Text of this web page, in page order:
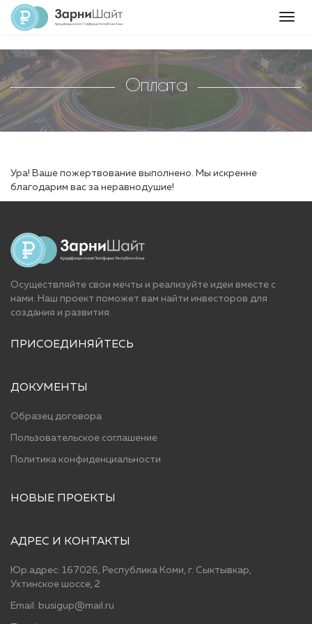
Оплата
Ура! Ваше пожертвование выполнено. Мы искренне
благодарим вас за неравнодушие!
Осуществляйте свои мечты и реализуйте идеи вместе с
нами. Наш проект поможет вам найти инвесторов для
cоздания и развития.
ПРИСОЕДИНЯЙТЕСЬ
ДОКУМЕНТЫ
Образец договора
Пользовательское соглашение
Политика конфиденциальности
НОВЫЕ ПРОЕКТЫ
АДРЕС И КОНТАКТЫ
Юр.адрес: 167026, Республика Коми, г. Сыктывкар,
Ухтинское шоссе, 2
Email: busigup@mail.ru